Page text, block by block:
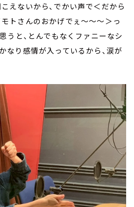
えないから、でかい声で＜だから
トさんのおかげでぇ～～～＞っ
思うと、とんでもなくファニーなシ
なり感情が入っているから、涙が